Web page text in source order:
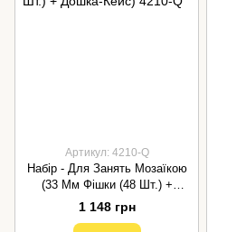
Артикул: 4210-Q
Набір - Для Занять Мозаїкою
(33 Мм Фішки (48 Шт.) +
Дошка-Кейс) 4210-Q
1 148 грн